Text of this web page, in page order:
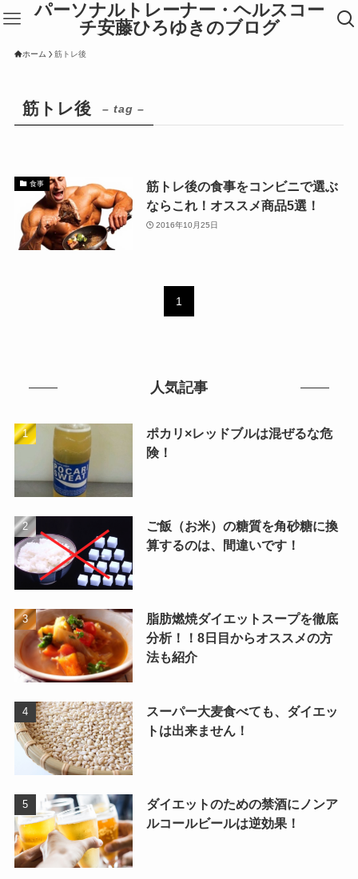
パーソナルトレーナー・ヘルスコー
チ安藤ひろゆきのブログ
ホーム 筋トレ後
筋トレ後 – tag –
食事
筋トレ後の食事をコンビニで選ぶ
ならこれ！オススメ商品5選！
2016年10月25日
1
人気記事
ポカリ×レッドブルは混ぜるな危
険！
ご飯（お米）の糖質を角砂糖に換
算するのは、間違いです！
脂肪燃焼ダイエットスープを徹底
分析！！8日目からオススメの方
法も紹介
スーパー大麦食べても、ダイエッ
トは出来ません！
ダイエットのための禁酒にノンア
ルコールビールは逆効果！